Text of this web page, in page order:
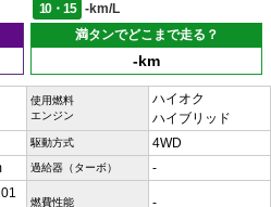
10・15
-km/L
満タンでどこまで走る？
-km
使用燃料
エンジン
ハイオク
ハイブリッド
駆動方式 4WD
過給器（ターボ） -
燃費性能 -